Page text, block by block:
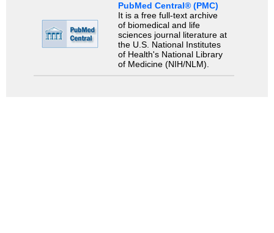
PubMed Central® (PMC)
It is a free full-text archive
of biomedical and life
sciences journal literature at
the U.S. National Institutes
of Health's National Library
of Medicine (NIH/NLM).